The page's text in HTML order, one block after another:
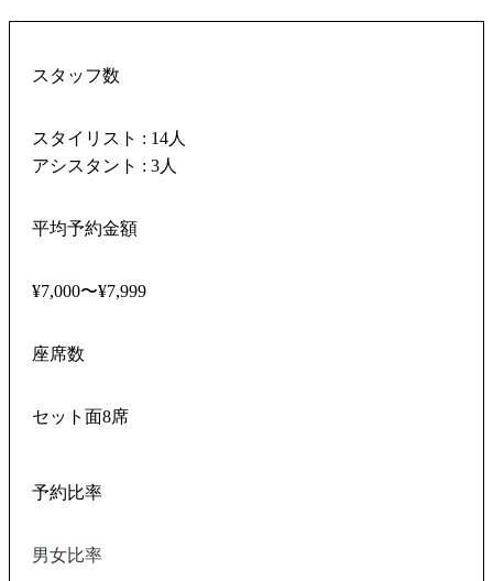
スタッフ数
スタイリスト : 14人
アシスタント : 3人
平均予約金額
¥7,000〜¥7,999
座席数
セット面8席
予約比率
男女比率